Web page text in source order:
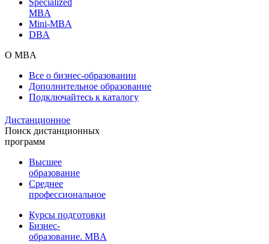
MBA
Mini-MBA
DBA
О MBA
Все о бизнес-образовании
Дополнительное образование
Подключайтесь к каталогу
Дистанционное
Поиск дистанционных
программ
Высшее
образование
Среднее
профессиональное
Курсы подготовки
Бизнес-
образование. MBA